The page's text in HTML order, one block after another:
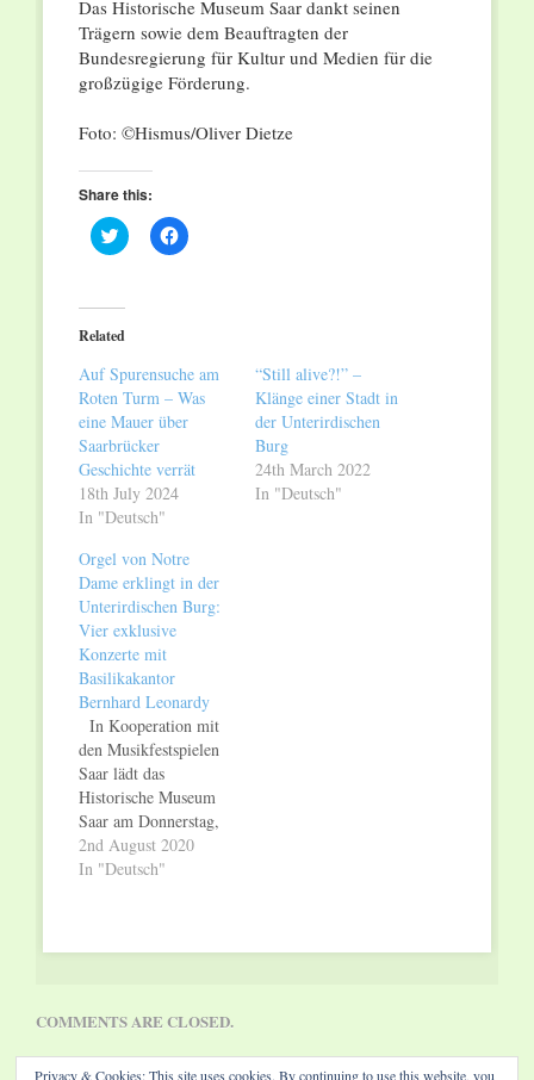
Das Historische Museum Saar dankt seinen
Trägern sowie dem Beauftragten der
Bundesregierung für Kultur und Medien für die
großzügige Förderung.
Foto: ©Hismus/Oliver Dietze
Share this:
Click
to
(Opens
in
new
Click
to
Related
Auf Spurensuche am
Roten Turm – Was
eine Mauer über
Saarbrücker
Geschichte verrät
18th July 2024
In "Deutsch"
“Still alive?!” –
Klänge einer Stadt in
der Unterirdischen
Burg
24th March 2022
In "Deutsch"
Orgel von Notre
Dame erklingt in der
Unterirdischen Burg:
Vier exklusive
Konzerte mit
Basilikakantor
Bernhard Leonardy
In Kooperation mit
den Musikfestspielen
Saar lädt das
Historische Museum
Saar am Donnerstag,
den 13. August 2020,
zu vier exklusiven
Programm stehen:
Johann Sebastian Bach
(Präludium und Fuge
2nd August 2020
In "Deutsch"
COMMENTS ARE CLOSED.
Privacy & Cookies: This site uses cookies. By continuing to use this website, you